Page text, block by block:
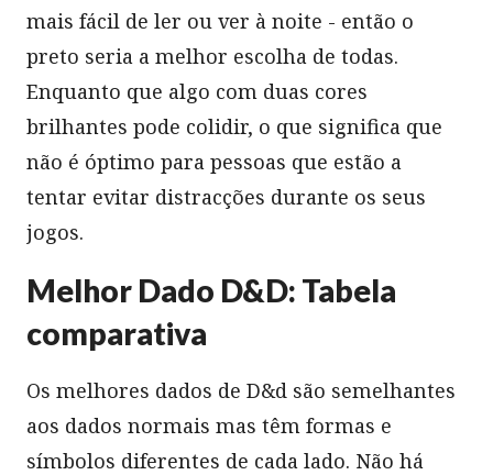
mais fácil de ler ou ver à noite - então o
preto seria a melhor escolha de todas.
Enquanto que algo com duas cores
brilhantes pode colidir, o que significa que
não é óptimo para pessoas que estão a
tentar evitar distracções durante os seus
jogos.
Melhor Dado D&D: Tabela
comparativa
Os melhores dados de D&d são semelhantes
aos dados normais mas têm formas e
símbolos diferentes de cada lado. Não há